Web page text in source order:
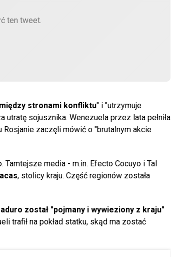
ten tweet.
stronami konfliktu" i "utrzymuje
utratę sojusznika. Wenezuela przez lata pełniła
Rosjanie zaczęli mówić o "brutalnym akcie
media - m.in. Efecto Cocuyo i Tal
, stolicy kraju. Część regionów została
został "pojmany i wywieziony z kraju"
trafił na pokład statku, skąd ma zostać